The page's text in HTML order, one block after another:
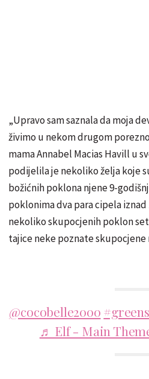
„Upravo sam saznala da moja
živimo u nekom drugom
mama Annabel Macias Havill u
podijelila je nekoliko želja koje
božićnih poklona njene 9-
poklonima dva para cipela iznad
nekoliko skupocjenih poklon
tajice neke poznate skupocjene
@cocobelle2000
♬ Elf - Main